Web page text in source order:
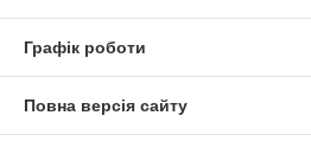
Графік роботи
Повна версія сайту